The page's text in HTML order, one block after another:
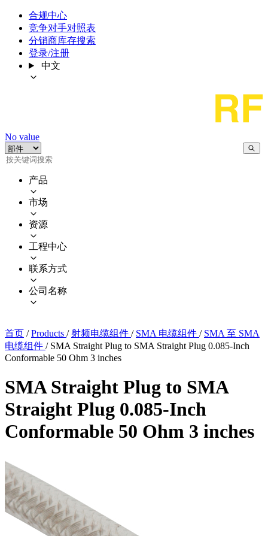
合规中心
竞争对手对照表
分销商库存搜索
登录/注册
中文
No value
产品
市场
资源
工程中心
联系方式
公司名称
首页 / Products / 射频电缆组件 / SMA 电缆组件 / SMA 至 SMA
电缆组件 / SMA Straight Plug to SMA Straight Plug 0.085-Inch
Conformable 50 Ohm 3 inches
SMA Straight Plug to SMA
Straight Plug 0.085-Inch
Conformable 50 Ohm 3 inches